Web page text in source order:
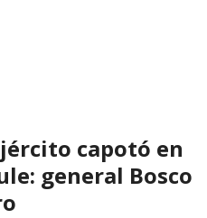
capotó en
general Bosco